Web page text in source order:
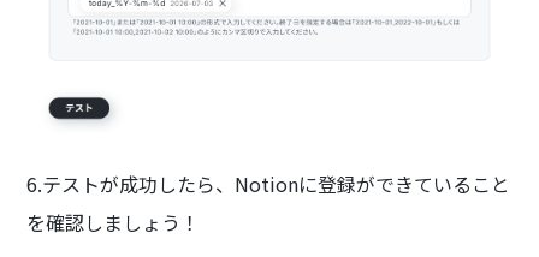
6.テストが成功したら、Notionに登録ができていること
を確認しましょう！